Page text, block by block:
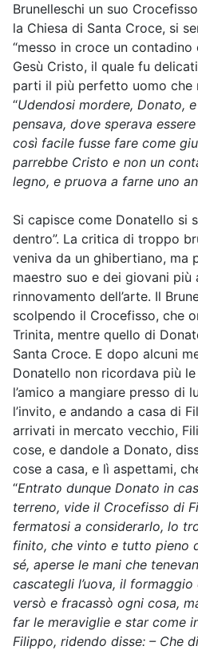
Brunelleschi un suo
la Chiesa di Santa Croce, si
“messo in croce un
Gesù Cristo, il quale fu
parti il più perfetto uomo che
“Udendosi mordere, Donato,
pensava, dove sperava
così facile fusse fare come
parrebbe Cristo e non un
legno, e pruova a farne uno
Si capisce come Donatello si
dentro”. La critica di troppo
veniva da un ghibertiano, ma
maestro suo e dei giovani più
rinnovamento dell’arte. Il
scolpendo il Crocefisso, che
Trinita, mentre quello di
Santa Croce. E dopo alcuni
Donatello non ricordava più
l’amico a mangiare presso di
l’invito, e andando a casa di
arrivati in mercato vecchio,
cose, e dandole a Donato,
cose a casa, e lì aspettami,
“Entrato dunque Donato in
terreno, vide il Crocefisso di
fermatosi a considerarlo, lo
finito, che vinto e tutto pieno
sé, aperse le mani che
cascategli l’uova, il
versò e fracassò ogni cosa,
far le meraviglie e star come
Filippo, ridendo disse: – Che